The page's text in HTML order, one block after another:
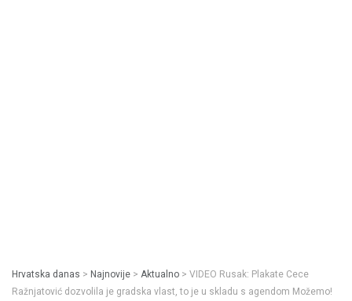
Hrvatska danas > Najnovije > Aktualno > VIDEO Rusak: Plakate Cece
Ražnjatović dozvolila je gradska vlast, to je u skladu s agendom Možemo!